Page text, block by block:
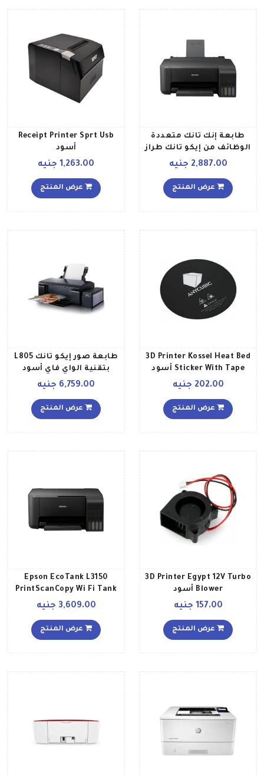
طابعة إنك تانك متعددة
الوظائف من إيكو تانك طراز
L1110 أسود
2,887.00 جنيه
عرض المنتج
Receipt Printer Sprt Usb
أسود
1,263.00 جنيه
عرض المنتج
3D Printer Kossel Heat Bed
Sticker With Tape أسود
202.00 جنيه
عرض المنتج
طابعة صور إيكو تانك L805
بتقنية الواي فاي أسود
6,759.00 جنيه
عرض المنتج
3D Printer Egypt 12V Turbo
Blower أسود
157.00 جنيه
عرض المنتج
Epson EcoTank L3150
PrintScanCopy Wi Fi Tank
Printer أسود
3,609.00 جنيه
عرض المنتج